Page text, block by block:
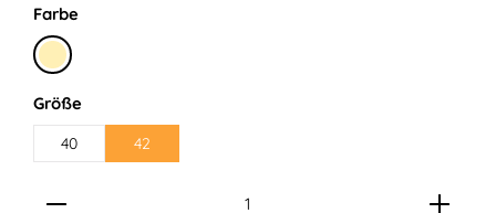
Farbeauswählen
Gelb
Größeauswählen
40 42
Produkt Anzahl: Gib den gewünschten Wert ein